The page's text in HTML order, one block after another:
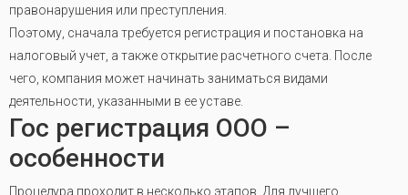
правонарушения или преступления.
Поэтому, сначала требуется регистрация и постановка на
налоговый учет, а также открытие расчетного счета. После
чего, компания может начинать заниматься видами
деятельности, указанными в ее уставе.
Гос регистрация ООО –
особенности
Процедура проходит в несколько этапов. Для лучшего